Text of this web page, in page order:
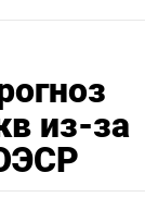
из-за